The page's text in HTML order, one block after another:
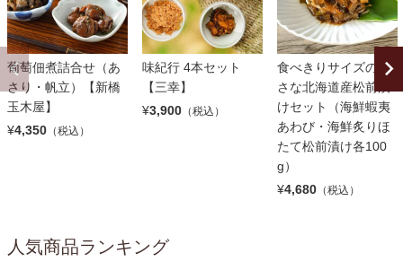
葡萄佃煮詰合せ（あ
さり・帆立）【新橋
玉木屋】
¥4,350 （税込）
味紀行 4本セット
【三幸】
¥3,900 （税込）
食べきりサイズの小
さな北海道産松前漬
けセット（海鮮蝦夷
あわび・海鮮炙りほ
たて松前漬け各100
g）
¥4,680 （税込）
人気商品ランキング